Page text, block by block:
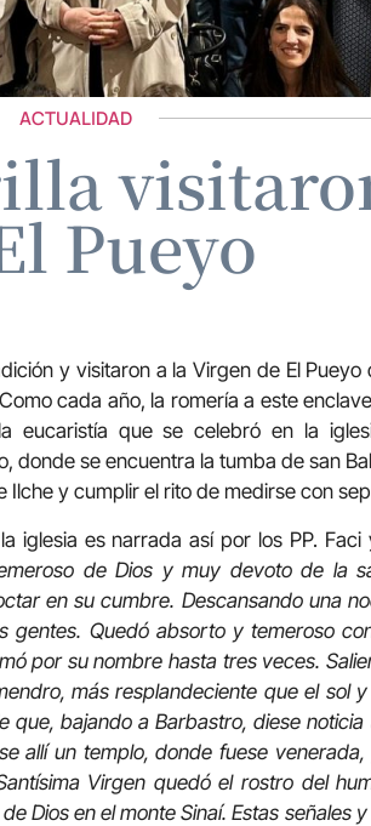
ACTUALIDAD
Pueyo
y visitaron a la Virgen de El
cada año, la romería a este
eucaristía que se celebró en la
donde se encuentra la tumba de san
y cumplir el rito de medirse con
iglesia es narrada así por los PP. Faci
de Dios y muy devoto de la
en su cumbre. Descansando una
gentes. Quedó absorto y temeroso
por su nombre hasta tres veces.
más resplandeciente que el sol
que, bajando a Barbastro, diese
allí un templo, donde fuese
Virgen quedó el rostro del
Dios en el monte Sinaí. Estas señales